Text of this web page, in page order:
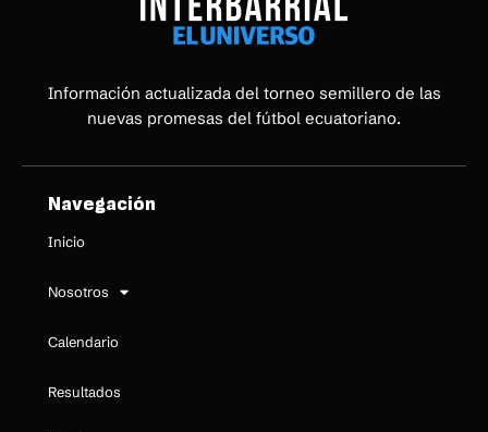
Información actualizada del torneo semillero de las
nuevas promesas del fútbol ecuatoriano.
Navegación
Inicio
Nosotros
Calendario
Resultados